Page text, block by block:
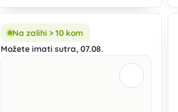
Na zalihi > 10 kom
Možete imati sutra, 07.08.